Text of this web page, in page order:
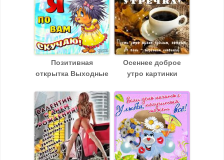
Позитивная
открытка Выходные
Осеннее доброе
утро картинки